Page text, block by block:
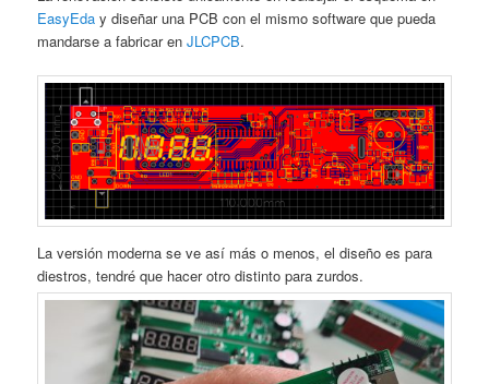
EasyEda y diseñar una PCB con el mismo software que pueda
mandarse a fabricar enJLCPCB.
La versión moderna se ve así más o menos, el diseño es para
diestros, tendré que hacer otro distinto para zurdos.